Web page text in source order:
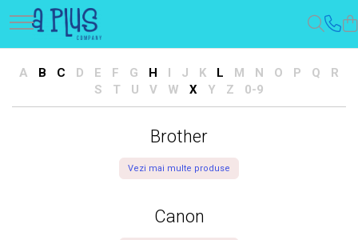
A B C D E F G H I J K L M N O P Q
R
S
T U V W X Y Z 0-9
Brother
Vezi mai multe produse
Canon